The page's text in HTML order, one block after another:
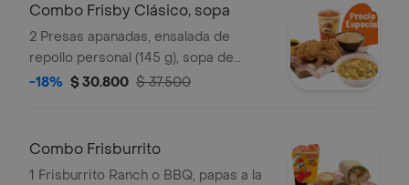
Combo Frisby Clásico, sopa
2 Presas apanadas, ensalada de
repollo personal (145 g), sopa de
verduras, ajiaquillo o consomé (350 g)
-18% $ 30.800 $ 37.500
Combo Frisburrito
1 Frisburrito Ranch o BBQ, papas a la